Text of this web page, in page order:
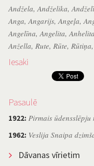
Andžela, Andželika,
Anga, Angarijs, Angeļa,
Angelīna, Angelita, Anhelita
Anžella, Rute, Rūte, Rūtiņa,
Iesaki
Pasaulē
1922: Pirmais ūdensslēpju
1962: Veslija Snaipa
Dāvanas vīrietim